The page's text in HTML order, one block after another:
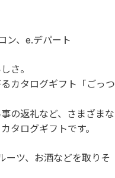
ン、e.デパート
さ。
カタログギフト「ごっつ
の返礼など、さまざまな
タログギフトです。
ーツ、お酒などを取りそ